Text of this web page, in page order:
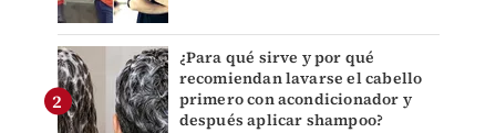
¿Para qué sirve y por qué
recomiendan lavarse el cabello
primero con acondicionador y
después aplicar shampoo?